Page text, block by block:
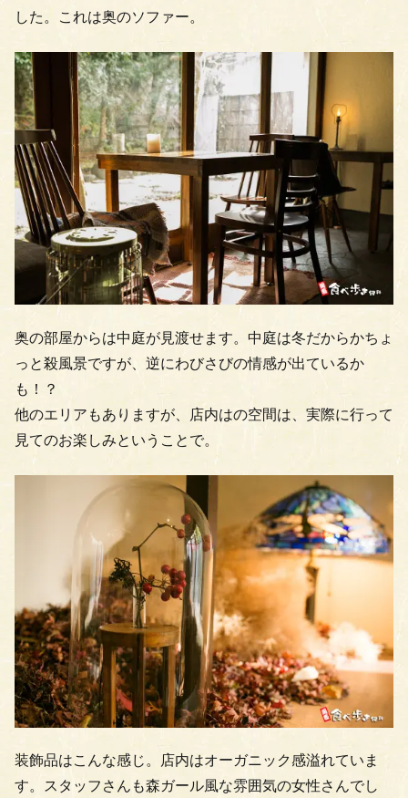
した。これは奥のソファー。
奥の部屋からは中庭が見渡せます。中庭は冬だからかちょ
っと殺風景ですが、逆にわびさびの情感が出ているか
も！？
他のエリアもありますが、店内はの空間は、実際に行って
見てのお楽しみということで。
装飾品はこんな感じ。店内はオーガニック感溢れていま
す。スタッフさんも森ガール風な雰囲気の女性さんでし